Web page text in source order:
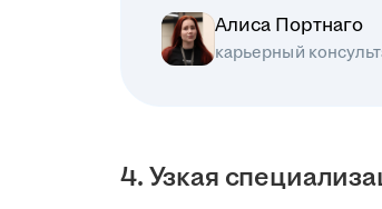
Алиса Портнаго
карьерный
4. Узкая